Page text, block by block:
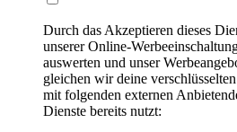
Durch das Akzeptieren dieses
unserer Online-
auswerten und unser
gleichen wir deine
mit folgenden externen
Dienste bereits nutzt: